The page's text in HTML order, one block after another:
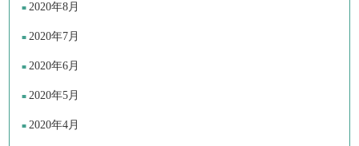
2020年8月
2020年7月
2020年6月
2020年5月
2020年4月